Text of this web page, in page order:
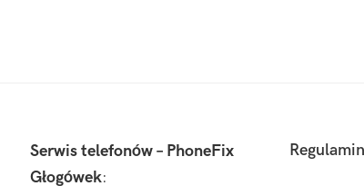
Serwis telefonów – PhoneFix
Głogówek:
Regulamin